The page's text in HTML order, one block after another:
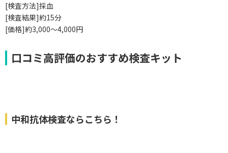
[検査方法]採血
[検査結果]約15分
[価格]約3,000～4,000円
口コミ高評価のおすすめ検査キット
中和抗体検査ならこちら！